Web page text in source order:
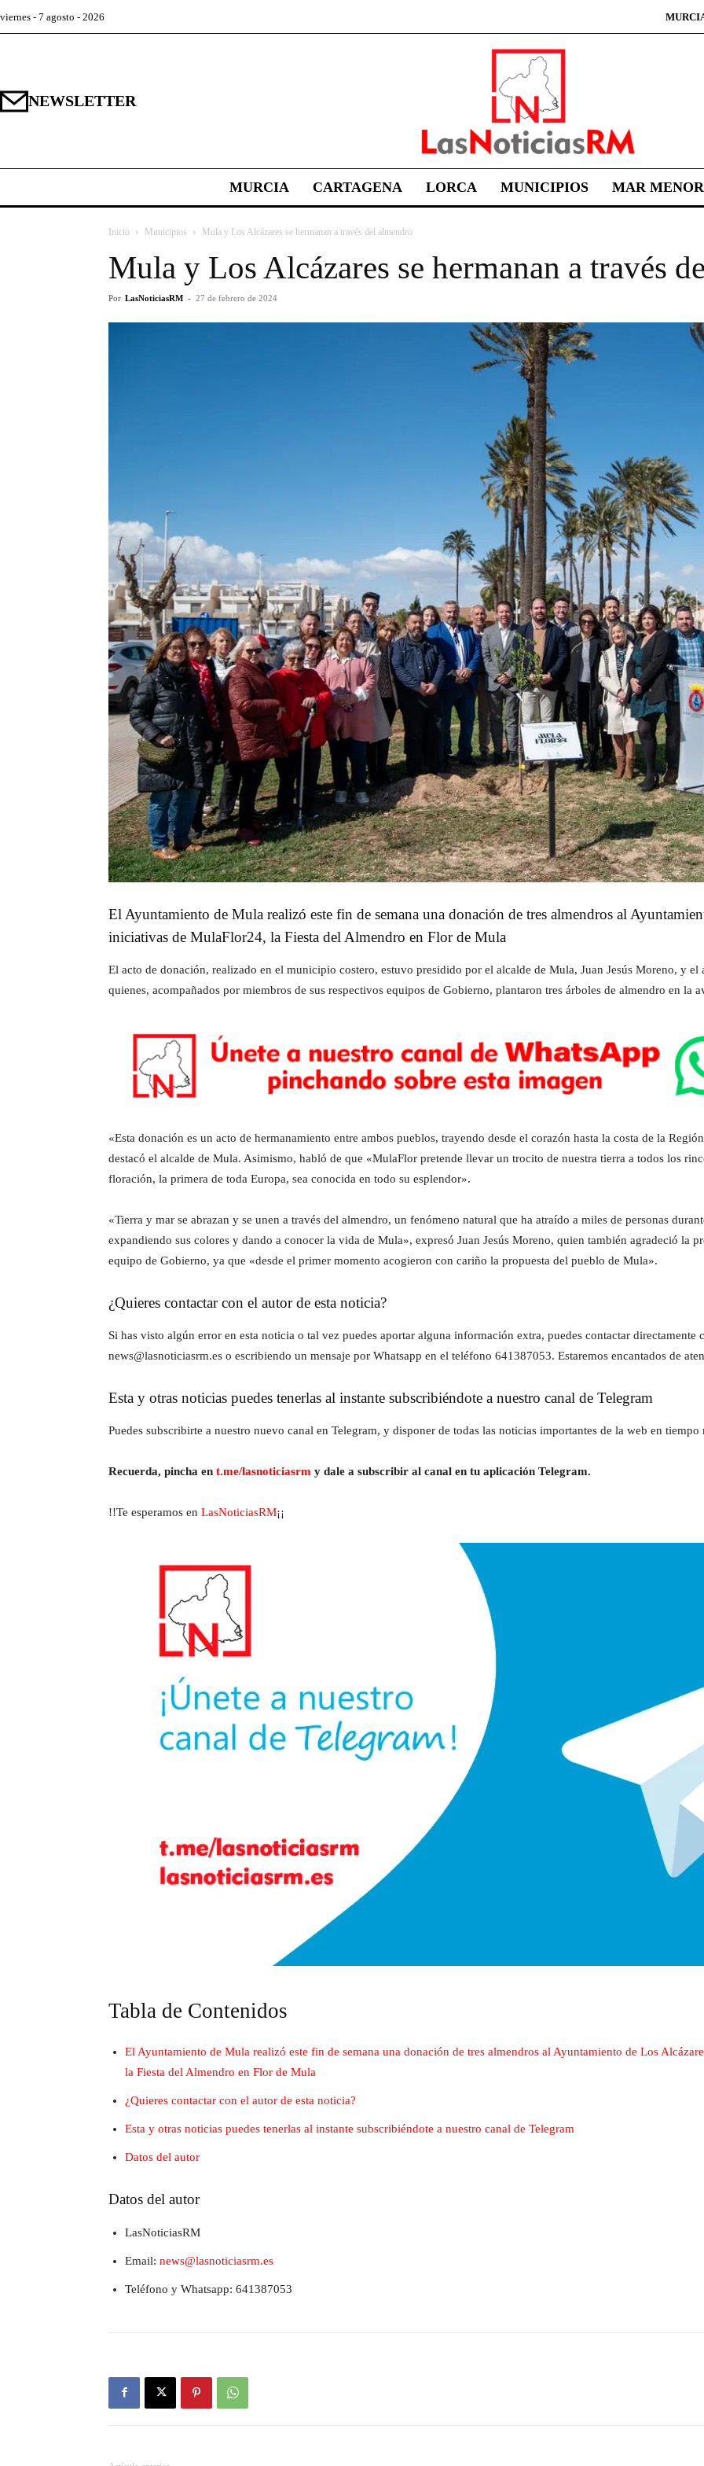
viernes - 7 agosto - 2026
NEWSLETTER
MURCIA CARTAGENA LORCA MUNICIPIOS MAR MENOR
Inicio Municipios Mula y Los Alcázares se hermanan a través del almendro
Mula y Los Alcázares se hermanan a través
Por LasNoticiasRM - 27 de febrero de 2024
El Ayuntamiento de Mula realizó este fin de semana una donación de tres almendros al
iniciativas de MulaFlor24, la Fiesta del Almendro en Flor de Mula
El acto de donación, realizado en el municipio costero, estuvo presidido por el alcalde de Mula, Juan Jesús Moreno, y el
quienes, acompañados por miembros de sus respectivos equipos de Gobierno, plantaron tres árboles de almendro en la
«Esta donación es un acto de hermanamiento entre ambos pueblos, trayendo desde el corazón hasta la costa de la
destacó el alcalde de Mula. Asimismo, habló de que «MulaFlor pretende llevar un trocito de nuestra tierra a todos los
floración, la primera de toda Europa, sea conocida en todo su esplendor».
«Tierra y mar se abrazan y se unen a través del almendro, un fenómeno natural que ha atraído a miles de personas
expandiendo sus colores y dando a conocer la vida de Mula», expresó Juan Jesús Moreno, quien también agradeció la
equipo de Gobierno, ya que «desde el primer momento acogieron con cariño la propuesta del pueblo de Mula».
¿Quieres contactar con el autor de esta noticia?
Si has visto algún error en esta noticia o tal vez puedes aportar alguna información extra, puedes contactar directamente
news@lasnoticiasrm.es o escribiendo un mensaje por Whatsapp en el teléfono 641387053. Estaremos encantados de
Esta y otras noticias puedes tenerlas al instante subscribiéndote a nuestro canal de Telegram
Puedes subscribirte a nuestro nuevo canal en Telegram, y disponer de todas las noticias importantes de la web en tiempo
Recuerda, pincha en t.me/lasnoticiasrm y dale a subscribir al canal en tu aplicación Telegram.
!!Te esperamos en LasNoticiasRM¡¡
Tabla de Contenidos
El Ayuntamiento de Mula realizó este fin de semana una donación de tres almendros al Ayuntamiento de Los
la Fiesta del Almendro en Flor de Mula
¿Quieres contactar con el autor de esta noticia?
Esta y otras noticias puedes tenerlas al instante subscribiéndote a nuestro canal de Telegram
Datos del autor
Datos del autor
LasNoticiasRM
Email: news@lasnoticiasrm.es
Teléfono y Whatsapp: 641387053